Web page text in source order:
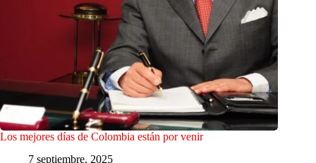
Los mejores días de Colombia están por venir
7 septiembre, 2025